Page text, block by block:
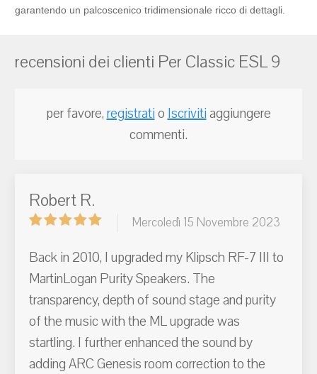
garantendo un palcoscenico tridimensionale ricco di dettagli.
recensioni dei clienti Per Classic ESL 9
per favore,registratio Iscrivitiaggiungere
commenti.
Robert R.
Mercoledì 15 Novembre 2023
Back in 2010, I upgraded my Klipsch RF-7 III to
MartinLogan Purity Speakers. The
transparency, depth of sound stage and purity
of the music with the ML upgrade was
startling. I further enhanced the sound by
adding ARC Genesis room correction to the